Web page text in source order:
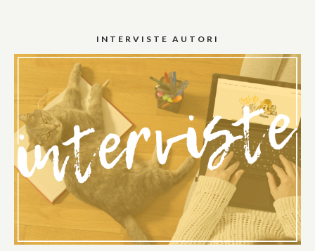
INTERVISTE AUTORI